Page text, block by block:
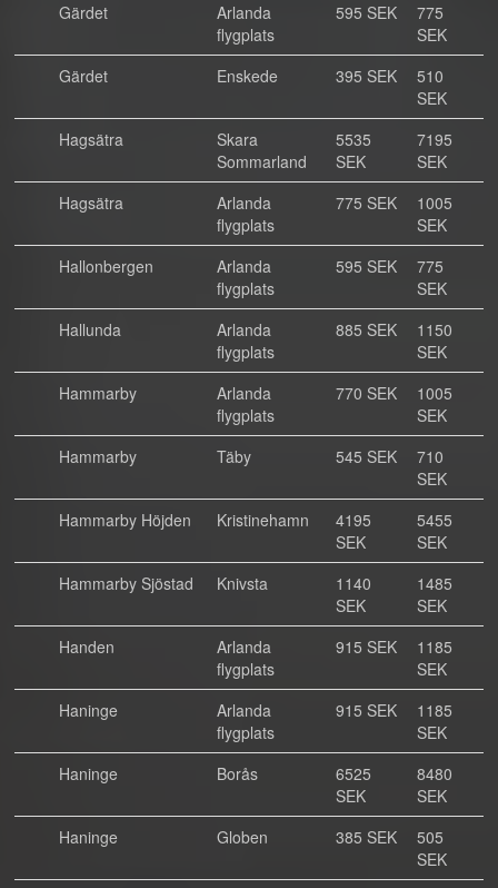
Gärdet
Arlanda
flygplats
595 SEK
775
SEK
Gärdet
Enskede 395 SEK
510
SEK
Hagsätra
Skara
Sommarland
5535
SEK
7195
SEK
Hagsätra
Arlanda
flygplats
775 SEK
1005
SEK
Hallonbergen
Arlanda
flygplats
595 SEK
775
SEK
Hallunda
Arlanda
flygplats
885 SEK
1150
SEK
Hammarby
Arlanda
flygplats
770 SEK
1005
SEK
Hammarby
Täby 545 SEK
710
SEK
Hammarby Höjden
Kristinehamn
4195
SEK
5455
SEK
Hammarby Sjöstad
Knivsta
1140
SEK
1485
SEK
Handen
Arlanda
flygplats
915 SEK
1185
SEK
Haninge
Arlanda
flygplats
915 SEK
1185
SEK
Haninge
Borås
6525
SEK
8480
SEK
Haninge
Globen 385 SEK
505
SEK